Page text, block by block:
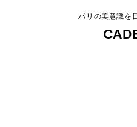
パリの美意識を